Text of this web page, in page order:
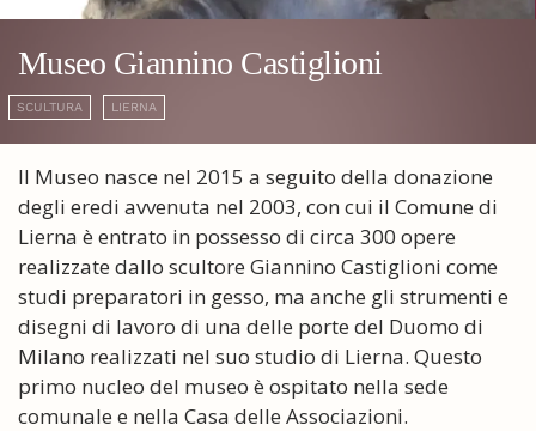
Museo Giannino Castiglioni
SCULTURA LIERNA
Il Museo nasce nel 2015 a seguito della donazione
degli eredi avvenuta nel 2003, con cui il Comune di
Lierna è entrato in possesso di circa 300 opere
realizzate dallo scultore Giannino Castiglioni come
studi preparatori in gesso, ma anche gli strumenti e
disegni di lavoro di una delle porte del Duomo di
Milano realizzati nel suo studio di Lierna. Questo
primo nucleo del museo è ospitato nella sede
comunale e nella Casa delle Associazioni.